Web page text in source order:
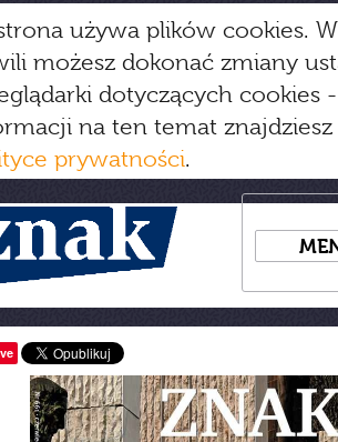
używa plików cookies.
możesz dokonać zmiany
dotyczących cookies
na ten temat
prywatności.